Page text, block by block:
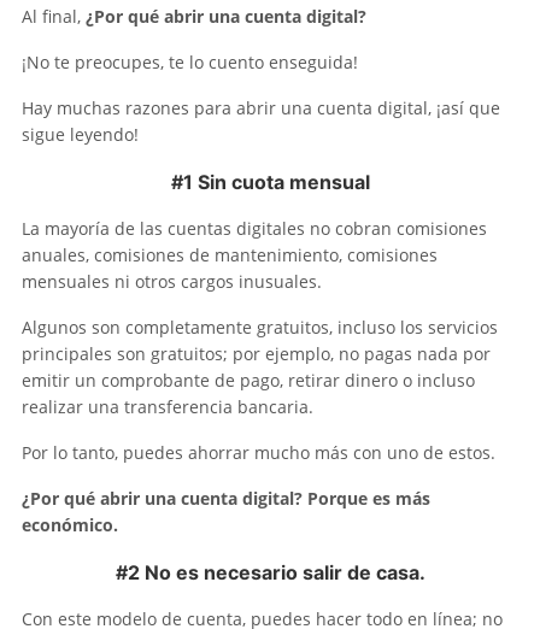
Al final, ¿Por qué abrir una cuenta digital?
¡No te preocupes, te lo cuento enseguida!
Hay muchas razones para abrir una cuenta digital, ¡así que
sigue leyendo!
#1 Sin cuota mensual
La mayoría de las cuentas digitales no cobran comisiones
anuales, comisiones de mantenimiento, comisiones
mensuales ni otros cargos inusuales.
Algunos son completamente gratuitos, incluso los servicios
principales son gratuitos; por ejemplo, no pagas nada por
emitir un comprobante de pago, retirar dinero o incluso
realizar una transferencia bancaria.
Por lo tanto, puedes ahorrar mucho más con uno de estos.
¿Por qué abrir una cuenta digital? Porque es más
económico.
#2 No es necesario salir de casa.
Con este modelo de cuenta, puedes hacer todo en línea; no